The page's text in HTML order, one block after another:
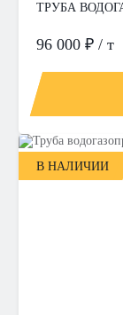
ТРУБА
96 000 ₽ / т
В НАЛИЧИИ